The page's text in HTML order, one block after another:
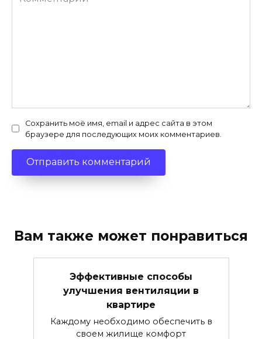
Сохранить моё имя, email и адрес сайта в этом
браузере для последующих моих комментариев.
Вам также может понравиться
Эффективные способы
улучшения вентиляции в
квартире
Каждому необходимо обеспечить в
своем жилище комфорт